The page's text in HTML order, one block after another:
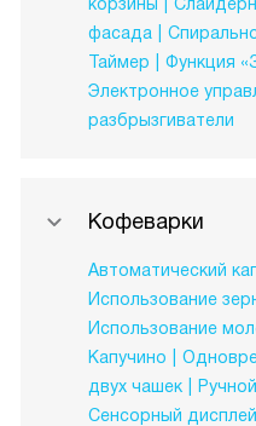
фасада
Таймер
Функция
Электронное
разбрызгиватели
Кофеварки
Автоматический
Использование
Использование
Капучино
двух чашек
Сенсорный дисплей